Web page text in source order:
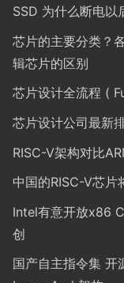
SSD 为什么断电以
芯片的主要分类？
辑芯片的区别
芯片设计全流程 (
芯片设计公司最新
RISC-V架构对比
中国的RISC-V芯片
Intel有意开放x86
创
国产自主指令集 开